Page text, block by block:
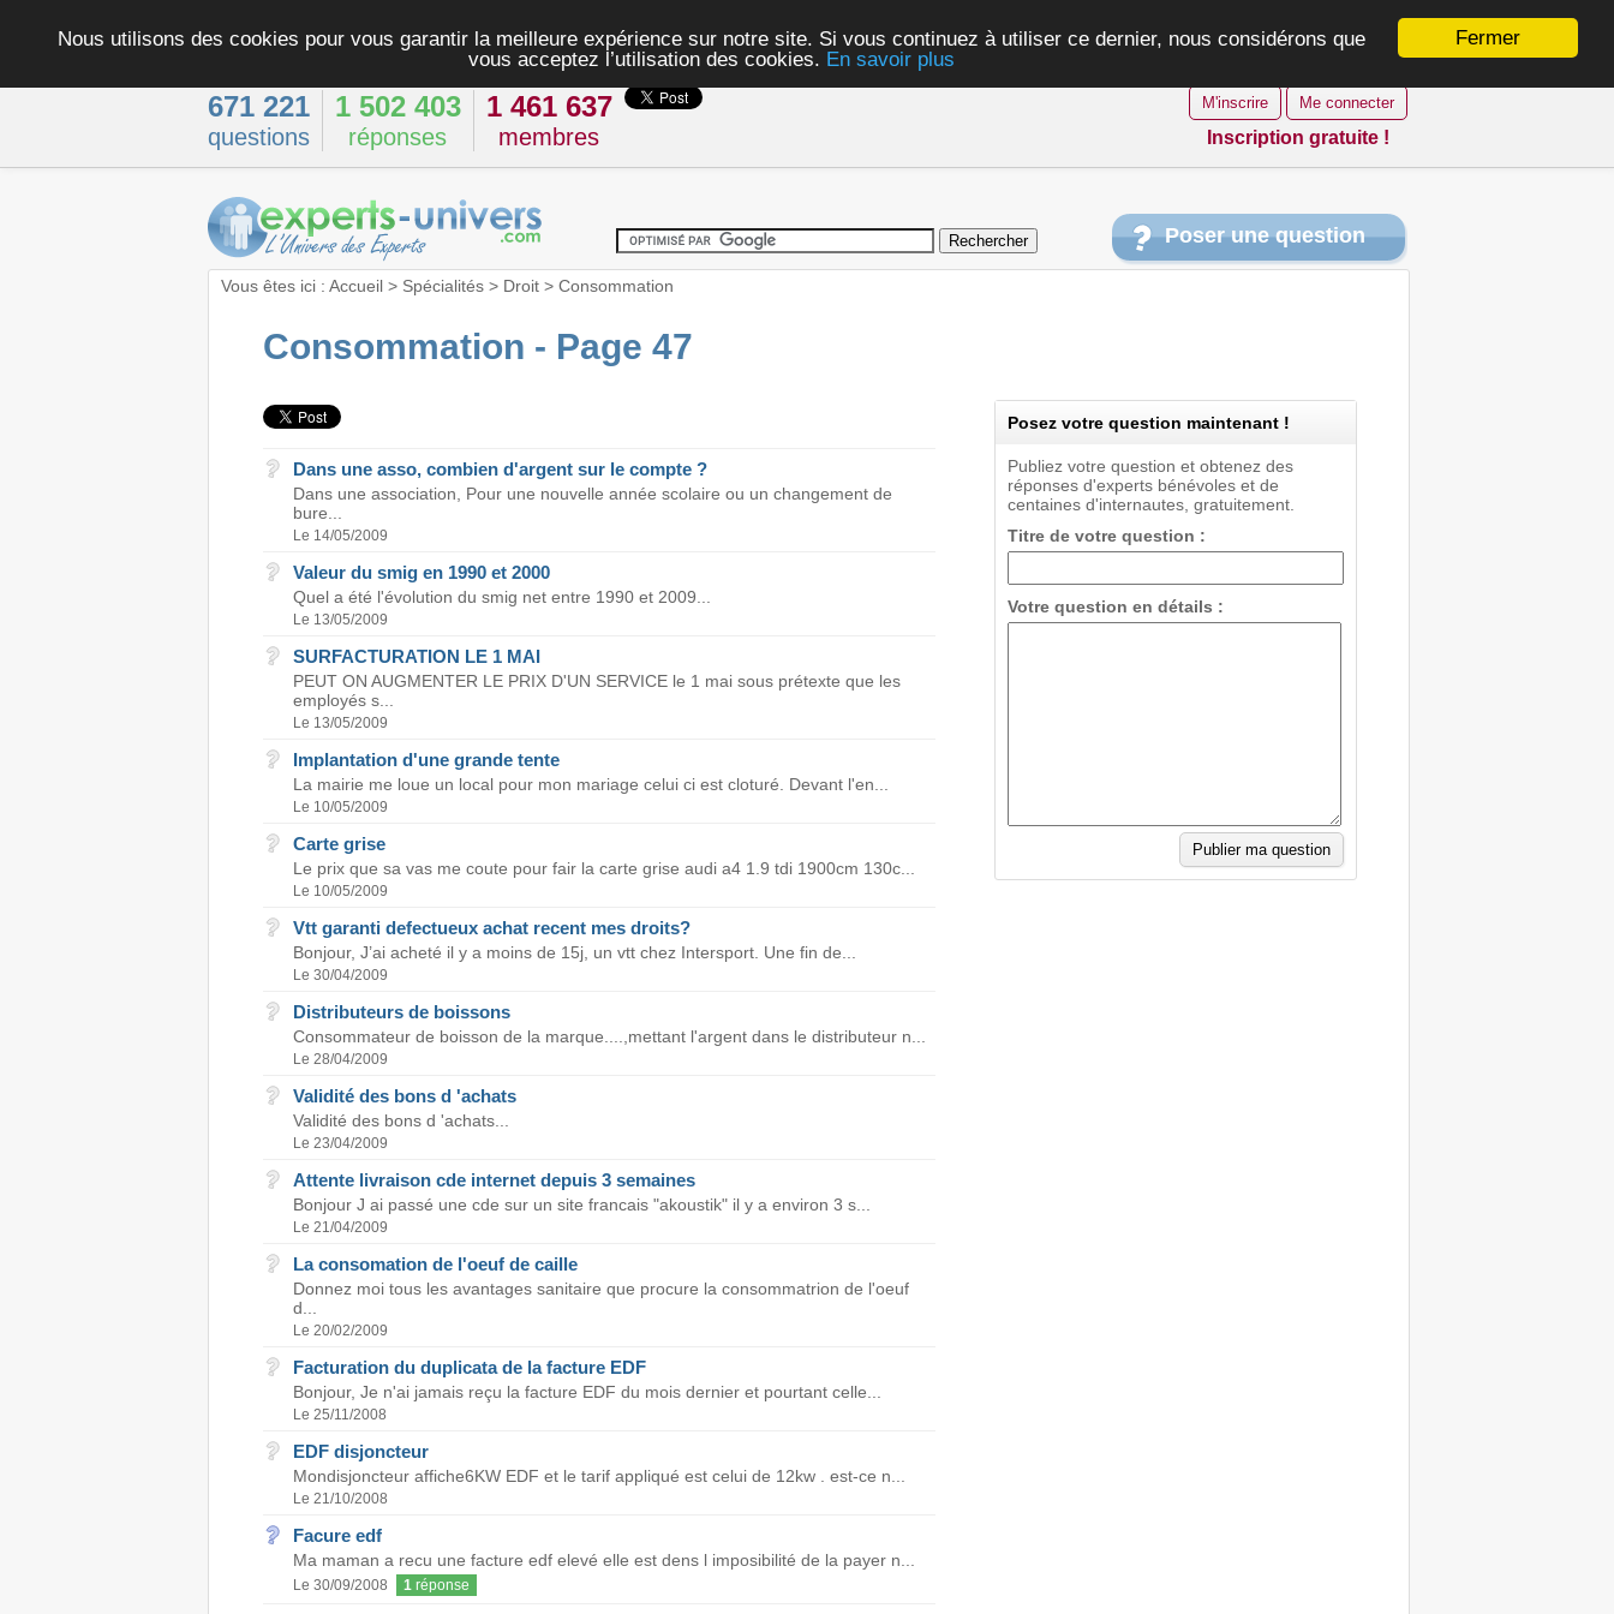
Fermer
Nous utilisons des cookies pour vous garantir la meilleure expérience sur notre site. Si vous continuez à utiliser ce dernier, nous considérons que
vous acceptez l’utilisation des cookies. En savoir plus
671 221
questions
1 502 403
réponses
1 461 637
membres
M'inscrire Me connecter
Inscription gratuite !
Poser une question
Vous êtes ici : Accueil> Spécialités> Droit> Consommation
Consommation - Page 47
Dans une asso, combien d'argent sur le compte ?
Dans une association, Pour une nouvelle année scolaire ou un changement de
bure...
Le 14/05/2009
Valeur du smig en 1990 et 2000
Quel a été l'évolution du smig net entre 1990 et 2009...
Le 13/05/2009
SURFACTURATION LE 1 MAI
PEUT ON AUGMENTER LE PRIX D'UN SERVICE le 1 mai sous prétexte que les
employés s...
Le 13/05/2009
Implantation d'une grande tente
La mairie me loue un local pour mon mariage celui ci est cloturé. Devant l'en...
Le 10/05/2009
Carte grise
Le prix que sa vas me coute pour fair la carte grise audi a4 1.9 tdi 1900cm 130c...
Le 10/05/2009
Vtt garanti defectueux achat recent mes droits?
Bonjour, J’ai acheté il y a moins de 15j, un vtt chez Intersport. Une fin de...
Le 30/04/2009
Distributeurs de boissons
Consommateur de boisson de la marque....,mettant l'argent dans le distributeur n...
Le 28/04/2009
Validité des bons d 'achats
Validité des bons d 'achats...
Le 23/04/2009
Attente livraison cde internet depuis 3 semaines
Bonjour J ai passé une cde sur un site francais "akoustik" il y a environ 3 s...
Le 21/04/2009
La consomation de l'oeuf de caille
Donnez moi tous les avantages sanitaire que procure la consommatrion de l'oeuf
d...
Le 20/02/2009
Facturation du duplicata de la facture EDF
Bonjour, Je n'ai jamais reçu la facture EDF du mois dernier et pourtant celle...
Le 25/11/2008
EDF disjoncteur
Mondisjoncteur affiche6KW EDF et le tarif appliqué est celui de 12kw . est-ce n...
Le 21/10/2008
Facure edf
Ma maman a recu une facture edf elevé elle est dens l imposibilité de la payer n...
Le 30/09/2008 1réponse
Posez votre question maintenant !
Publiez votre question et obtenez des
réponses d'experts bénévoles et de
centaines d'internautes, gratuitement.
Titre de votre question :
Votre question en détails :